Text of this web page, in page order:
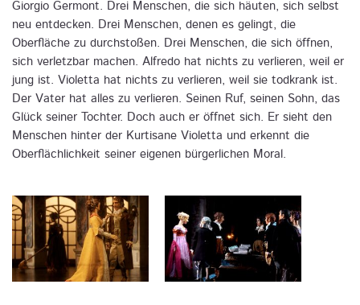
Giorgio Germont. Drei Menschen, die sich häuten, sich selbst
neu entdecken. Drei Menschen, denen es gelingt, die
Oberfläche zu durchstoßen. Drei Menschen, die sich öffnen,
sich verletzbar machen. Alfredo hat nichts zu verlieren, weil er
jung ist. Violetta hat nichts zu verlieren, weil sie todkrank ist.
Der Vater hat alles zu verlieren. Seinen Ruf, seinen Sohn, das
Glück seiner Tochter. Doch auch er öffnet sich. Er sieht den
Menschen hinter der Kurtisane Violetta und erkennt die
Oberflächlichkeit seiner eigenen bürgerlichen Moral.